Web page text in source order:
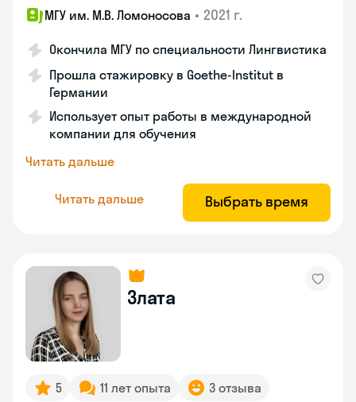
МГУ им. М.В. Ломоносова • 2021 г.
Окончила МГУ по специальности Лингвистика
Прошла стажировку в Goethe-Institut в
Германии
Использует опыт работы в международной
компании для обучения
Читать дальше
Читать дальше Выбрать время
Злата
5 11 лет опыта 3 отзыва